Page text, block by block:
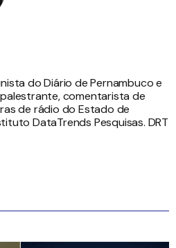
do Diário de Pernambuco e
comentarista de
de rádio do Estado de
DataTrends Pesquisas. DRT